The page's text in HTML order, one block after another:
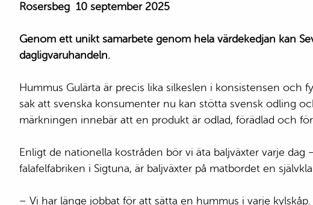
Rosersbeg 10 september 2025
Genom ett unikt samarbete genom hela värdekedjan kan
dagligvaruhandeln.
Hummus Gulärta är precis lika silkeslen i konsistensen och
sak att svenska konsumenter nu kan stötta svensk odling
märkningen innebär att en produkt är odlad, förädlad och
Enligt de nationella kostråden bör vi äta baljväxter varje
falafelfabriken i Sigtuna, är baljväxter på matbordet en
– Vi har länge jobbat för att sätta en hummus i varje